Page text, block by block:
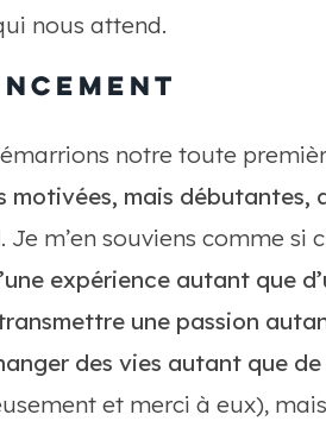
nous attend.
notre toute
motivées, mais
. Je m’en souviens comme si
expérience autant que
une passion
des vies autant que
et merci à eux),